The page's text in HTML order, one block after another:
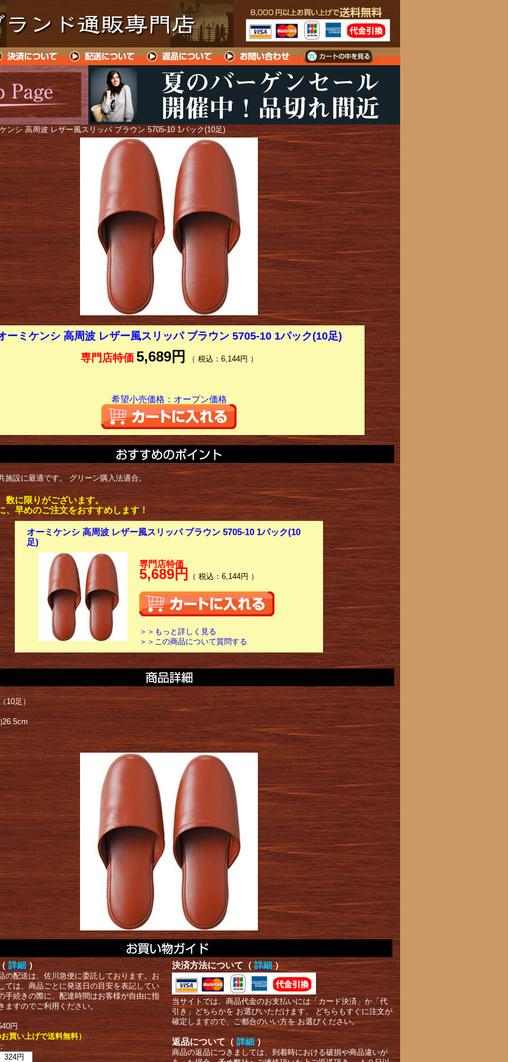
ンシ 高周波 レザー風スリッパ ブラウン 5705-10 1パック(10足)
ーミケンシ 高周波 レザー風スリッパ ブラウン 5705-10 1パック(10足)
専門店特価 5,689円 （ 税込：6,144円 ）
希望小売価格：オープン価格
施設に最適です。 グリーン購入法適合。
数に限りがございます。
、早めのご注文をおすすめします！
オーミケンシ 高周波 レザー風スリッパ ブラウン 5705-10 1パック(10
足)
専門店特価
5,689円 （ 税込：6,144円 ）
＞＞もっと詳しく見る
＞＞この商品について質問する
10足）
詳細 ）
の配送は、佐川急便に委託しております。お
ては、商品ごとに発送日の目安を表記してい
手続きの際に、配達時間はお客様が自由に指
ますのでご利用ください。
円
買い上げで送料無料）
324円
決済方法について（ 詳細 ）
当サイトでは、商品代金のお支払いには「カード決済」か「代
引き」どちらかを お選びいただけます。 どちらもすぐに注文が
確定しますので、ご都合のいい方を お選びください。
返品について（ 詳細 ）
商品の返品につきましては、到着時における破損や商品違いが